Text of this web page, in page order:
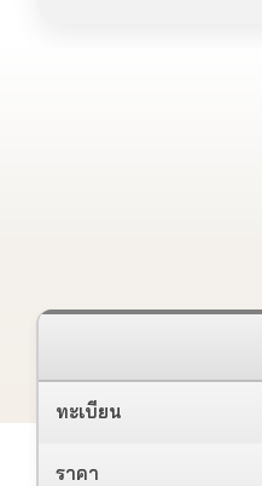
ทะเบียน
ราคา